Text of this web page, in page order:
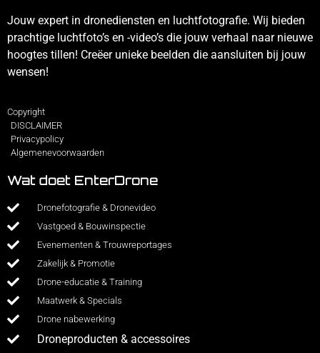
Jouw expert in dronediensten en luchtfotografie. Wij bieden
prachtige luchtfoto’s en -video’s die jouw verhaal naar nieuwe
hoogtes tillen! Creëer unieke beelden die aansluiten bij jouw
wensen!
Copyright
DISCLAIMER
Privacypolicy
Algemenevoorwaarden
Wat doet EnterDrone
Dronefotografie & Dronevideo
Vastgoed & Bouwinspectie
Evenementen & Trouwreportages
Zakelijk & Promotie
Drone-educatie & Training
Maatwerk & Specials
Drone nabewerking
Droneproducten & accessoires